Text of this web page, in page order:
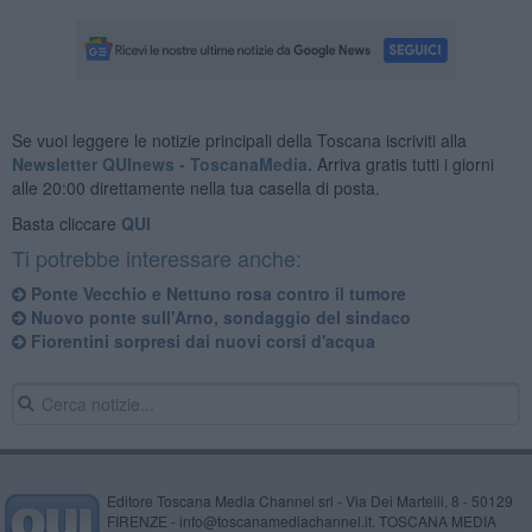
Se vuoi leggere le notizie principali della Toscana iscriviti alla
Newsletter QUInews - ToscanaMedia. Arriva gratis tutti i giorni
alle 20:00 direttamente nella tua casella di posta.
Basta cliccare QUI
Ti potrebbe interessare anche:
​Ponte Vecchio e Nettuno rosa contro il tumore
Nuovo ponte sull'Arno, sondaggio del sindaco
Fiorentini sorpresi dai nuovi corsi d'acqua
Editore Toscana Media Channel srl - Via Dei Martelli, 8 - 50129
FIRENZE - info@toscanamediachannel.it. TOSCANA MEDIA